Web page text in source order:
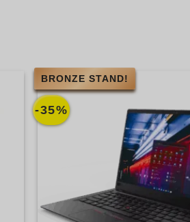
-35%
BRONZE STAND!